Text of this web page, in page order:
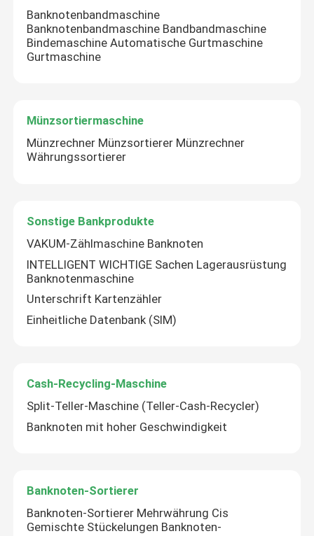
Banknotenbandmaschine
Banknotenbandmaschine Bandbandmaschine
Bindemaschine Automatische Gurtmaschine
Gurtmaschine
Münzsortiermaschine
Münzrechner Münzsortierer Münzrechner
Währungssortierer
Sonstige Bankprodukte
VAKUM-Zählmaschine Banknoten
INTELLIGENT WICHTIGE Sachen Lagerausrüstung
Banknotenmaschine
Unterschrift Kartenzähler
Einheitliche Datenbank (SIM)
Cash-Recycling-Maschine
Split-Teller-Maschine (Teller-Cash-Recycler)
Banknoten mit hoher Geschwindigkeit
Banknoten-Sortierer
Banknoten-Sortierer Mehrwährung Cis
Gemischte Stückelungen Banknoten-